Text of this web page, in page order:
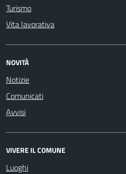
Turismo
Vita lavorativa
NOVITÀ
Notizie
Comunicati
Avvisi
VIVERE IL COMUNE
Luoghi